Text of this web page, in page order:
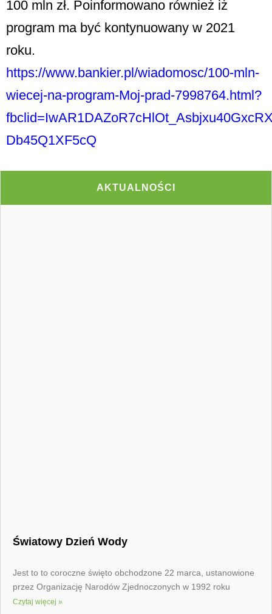
100 mln zł. Poinformowano również iż
program ma być kontynuowany w 2021
roku.
https://www.bankier.pl/wiadomosc/100-mln-
wiecej-na-program-Moj-prad-7998764.html?
Db45Q1XF5cQ
AKTUALNOŚCI
Światowy Dzień Wody
Jest to to coroczne święto obchodzone 22 marca, ustanowione
przez Organizację Narodów Zjednoczonych w 1992 roku
Czytaj więcej »